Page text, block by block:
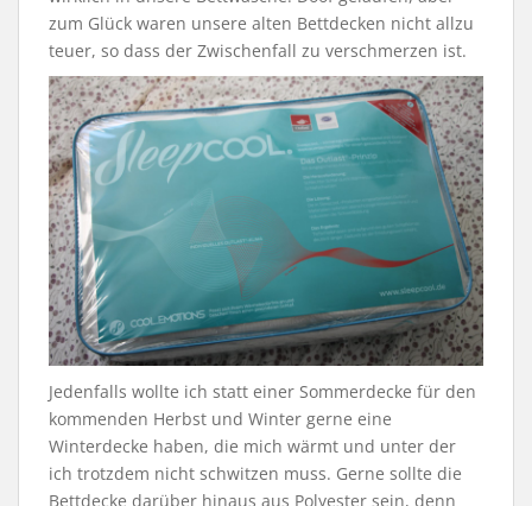
zum Glück waren unsere alten Bettdecken nicht allzu
teuer, so dass der Zwischenfall zu verschmerzen ist.
Jedenfalls wollte ich statt einer Sommerdecke für den
kommenden Herbst und Winter gerne eine
Winterdecke haben, die mich wärmt und unter der
ich trotzdem nicht schwitzen muss. Gerne sollte die
Bettdecke darüber hinaus aus Polyester sein, denn